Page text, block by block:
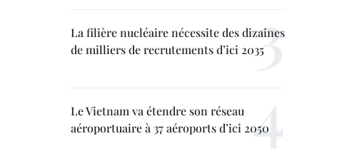
La filière nucléaire nécessite des dizaines
de milliers de recrutements d’ici 2035
Le Vietnam va étendre son réseau
aéroportuaire à 37 aéroports d’ici 2050